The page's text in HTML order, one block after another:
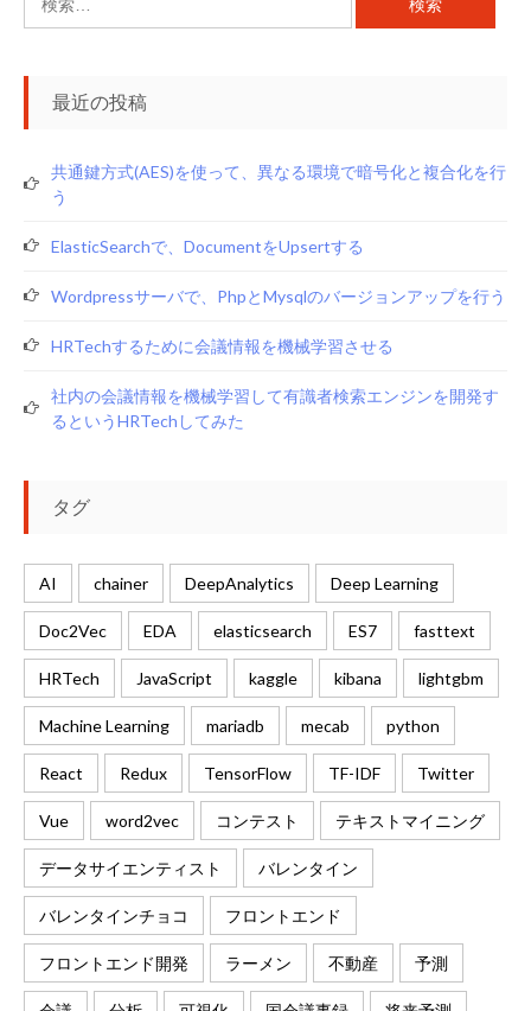
索:
最近の投稿
共通鍵方式(AES)を使って、異なる環境で暗号化と複合化を行
う
ElasticSearchで、documentをupsertする
Wordpressサーバで、phpとmysqlのバージョンアップを行う
HRTechするために会議情報を機械学習させる
社内の会議情報を機械学習して有識者検索エンジンを開発す
るというHRTechしてみた
タグ
AI chainer DeepAnalytics Deep Learning
Doc2Vec EDA elasticsearch ES7 fasttext
HRTech JavaScript kaggle kibana lightgbm
Machine Learning mariadb mecab python
React Redux TensorFlow TF-IDF Twitter
Vue word2vec コンテスト テキストマイニング
データサイエンティスト バレンタイン
バレンタインチョコ フロントエンド
フロントエンド開発 ラーメン 不動産 予測